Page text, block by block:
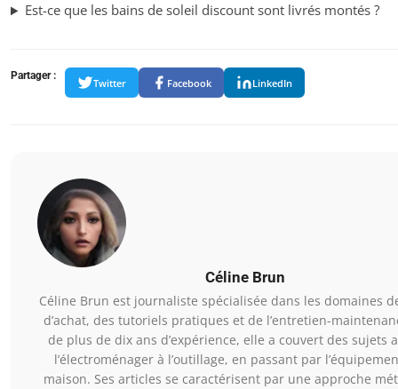
Est-ce que les bains de soleil discount sont livrés montés ?
Partager :
Twitter Facebook LinkedIn
Céline Brun
Céline Brun est journaliste spécialisée dans les domaines
d’achat, des tutoriels pratiques et de l’entretien-
de plus de dix ans d’expérience, elle a couvert des sujets
l’électroménager à l’outillage, en passant par
maison. Ses articles se caractérisent par une approche